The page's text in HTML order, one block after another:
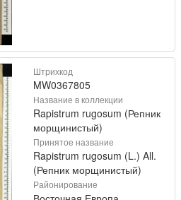
Штрихкод
MW0367805
Название в коллекции
Rapistrum rugosum (Репник
морщинистый)
Принятое название
Rapistrum rugosum (L.) All.
(Репник морщинистый)
Районирование